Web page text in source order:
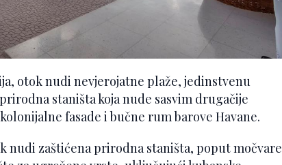
otok nudi nevjerojatne plaže, jedinstvenu
staništa koja nude sasvim drugačije
fasade i bučne rum barove Havane.
nudi zaštićena prirodna staništa, poput močvare